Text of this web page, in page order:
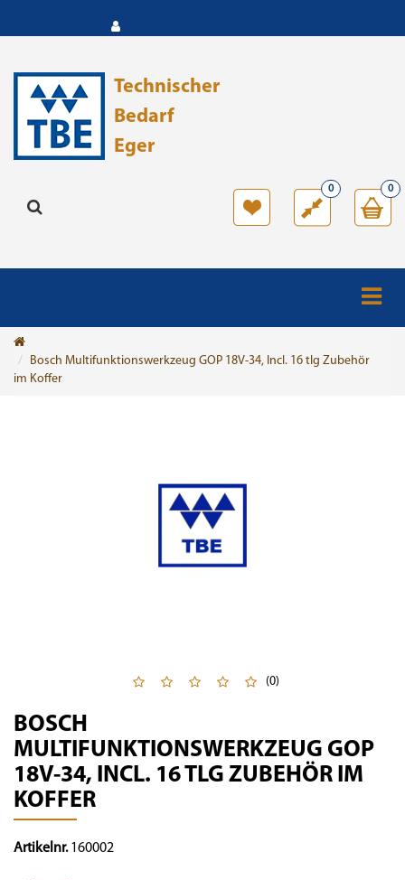
Technischer
Bedarf
Eger
0
0
Bosch Multifunktionswerkzeug GOP 18V-34, Incl. 16 tlg Zubehör
im Koffer
(0)
BOSCH
MULTIFUNKTIONSWERKZEUG GOP
18V-34, INCL. 16 TLG ZUBEHÖR IM
KOFFER
Artikelnr.160002